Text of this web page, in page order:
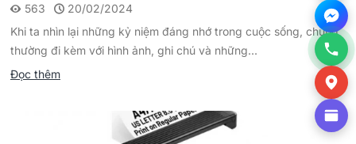
563
20/02/2024
Khi ta nhìn lại những kỷ niệm đáng nhớ trong cuộc sống, chúng
thường đi kèm với hình ảnh, ghi chú và những...
Đọc thêm